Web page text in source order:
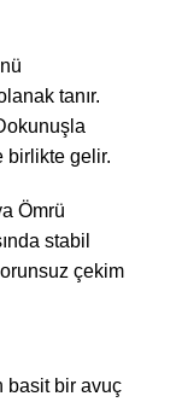
tanır.
birlikte gelir.
Ömrü
stabil
çekim
basit bir avuç